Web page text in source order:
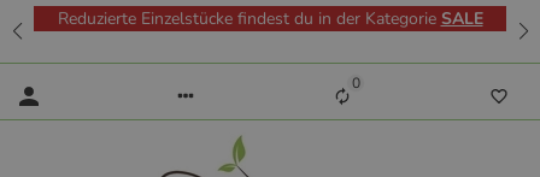
Reduzierte Einzelstücke findest du in der Kategorie SALE
0